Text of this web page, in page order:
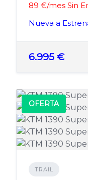
89 €/mes Sin
Nueva a
6.995 €
OFERTA
TRAIL